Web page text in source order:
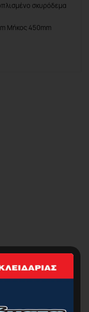
σκυρόδεμα
Μήκος 450mm